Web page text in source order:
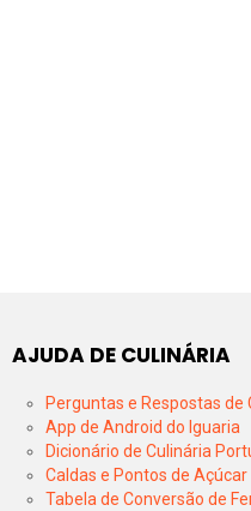
AJUDA DE CULINÁRIA
Perguntas e Respostas de
App de Android do Iguaria
Dicionário de Culinária
Caldas e Pontos de Açúcar
Tabela de Conversão de